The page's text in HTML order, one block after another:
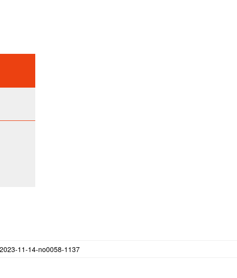
11-14-no0058-1137